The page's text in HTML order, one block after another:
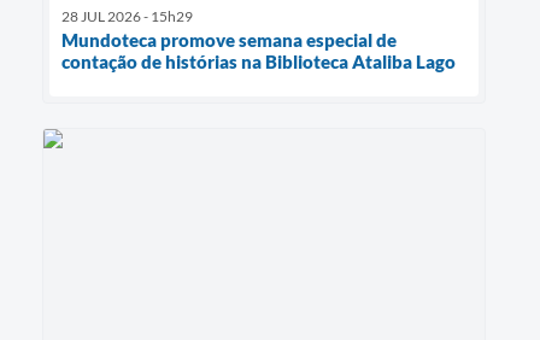
28 JUL 2026 - 15h29
Mundoteca promove semana especial de
contação de histórias na Biblioteca Ataliba Lago